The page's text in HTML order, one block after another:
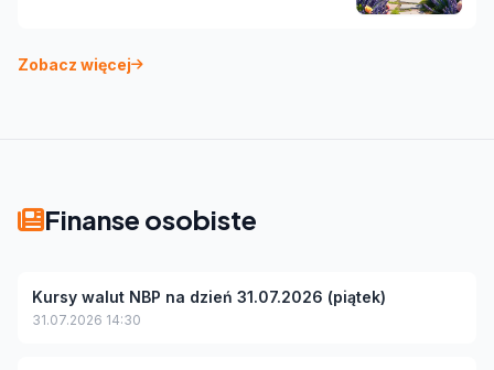
Zobacz więcej
Finanse osobiste
Kursy walut NBP na dzień 31.07.2026 (piątek)
31.07.2026 14:30